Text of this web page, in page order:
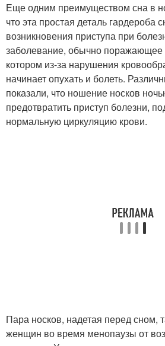
Еще одним преимуществом сна в
что эта простая деталь гардероба
возникновения приступа при
заболевание, обычно поражающее
котором из-за нарушения
начинает опухать и болеть.
показали, что ношение носков
предотвратить приступ болезни,
нормальную циркуляцию крови.
Пара носков, надетая перед сном,
женщин во время менопаузы от